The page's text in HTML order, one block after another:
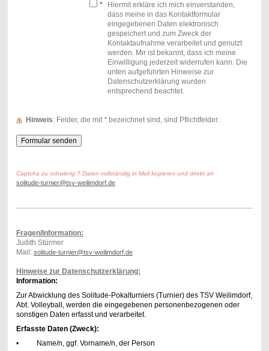
*
Hiermit erkläre ich mich einverstanden,
dass meine in das Kontaktformular
eingegebenen Daten elektronisch
gespeichert und zum Zweck der
Kontaktaufnahme verarbeitet und genutzt
werden. Mir ist bekannt, dass ich meine
Einwilligung jederzeit widerrufen kann. Die
unten aufgeführten Hinweise zur
Datenschutzerklärung wurden
entsprechend beachtet.
Hinweis : Felder, die mit *bezeichnet sind, sind Pflichtfelder.
Captcha zu schwierig ? Daten vollständig in Mail kopieren und direkt an
solitude-turnier@tsv-weilimdorf.de
Fragen/Information:
Judith Stürmer
Mail: solitude-turnier@tsv-weilimdorf.de
Hinweise zur Datenschutzerklärung:
Information:
Zur Abwicklung des Solitude-Pokalturniers (Turnier) des TSV Weilimdorf,
Abt. Volleyball, werden die eingegebenen personenbezogenen oder
sonstigen Daten erfasst und verarbeitet.
Erfasste Daten (Zweck):
• Name/n, ggf. Vorname/n, der Person